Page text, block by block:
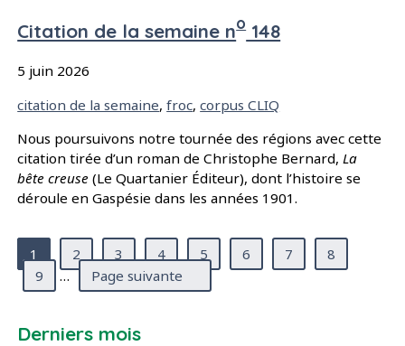
Citation de la semaine no148
5 juin 2026
Mots-clés :
citation de la semaine,froc,corpus CLIQ
Nous poursuivons notre tournée des régions avec cette
citation tirée d’un roman de Christophe Bernard, La
bête creuse (Le Quartanier Éditeur), dont l’histoire se
déroule en Gaspésie dans les années 1901.
1 (Page courante)
2 3 4 5 6 7
8
9
… Page suivante
Derniers mois